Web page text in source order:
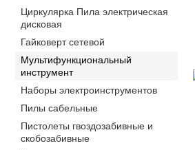
Циркулярка Пила электрическая
дисковая
Гайковерт сетевой
Мультифункциональный
инструмент
Наборы электроинструментов
Пилы сабельные
Пистолеты гвоздозабивные и
скобозабивные